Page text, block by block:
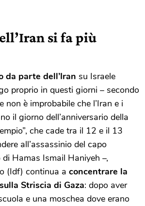
si fa più
da parte dell’Iran su Israele
proprio in questi giorni – secondo
non è improbabile che l’Iran e i
il giorno dell’anniversario della
che cade tra il 12 e il 13
all’assassinio del capo
Hamas Ismail Haniyeh –,
(Idf) continua a concentrare la
Striscia di Gaza: dopo aver
e una moschea dove erano